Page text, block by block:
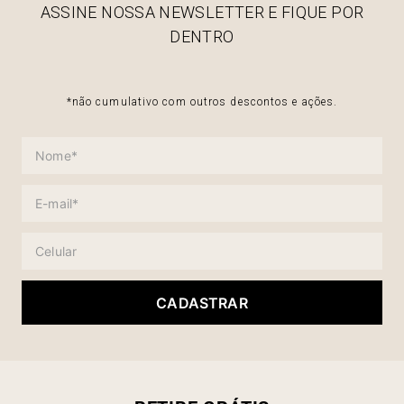
ASSINE NOSSA NEWSLETTER E FIQUE POR
DENTRO
*não cumulativo com outros descontos e ações.
CADASTRAR